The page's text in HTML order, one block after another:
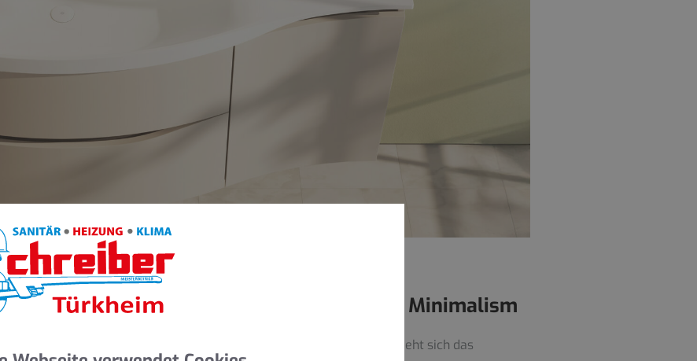
Griffmulden
schlicht: Badmöbeldesign im Stil des Soft Minimalism
mit sanften, sich hintereinander schmiegender Hügelkuppen zieht sich das